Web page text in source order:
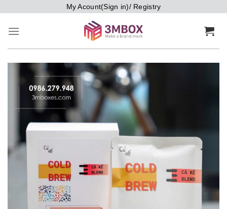
nội
My Acount(Sign in)/ Registry